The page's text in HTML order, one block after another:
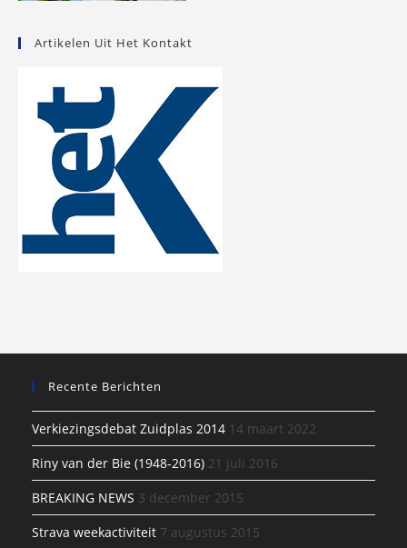
Artikelen Uit Het Kontakt
Recente Berichten
Verkiezingsdebat Zuidplas 2014 14 maart 2022
Riny van der Bie (1948-2016) 21 juli 2016
BREAKING NEWS 3 december 2015
Strava weekactiviteit 7 augustus 2015